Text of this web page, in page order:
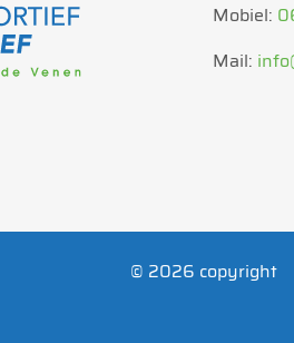
Mobiel:
Mail:
© 2026 copyright